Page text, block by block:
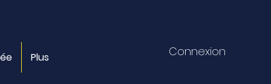
Plus Connexion